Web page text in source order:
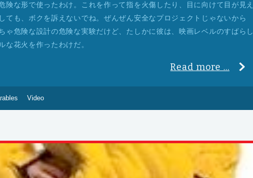
険な形で使ったわけ。これを作って指を火傷したり、目に向けて目が見え
ても、ボクを訴えないでね。ぜんぜん安全なプロジェクトじゃないから
ゃ危険な設計の危険な実験だけど、たしかに彼は、映画レベルのすばらし
な花火を作ったわけだ。
Read more ...
Video